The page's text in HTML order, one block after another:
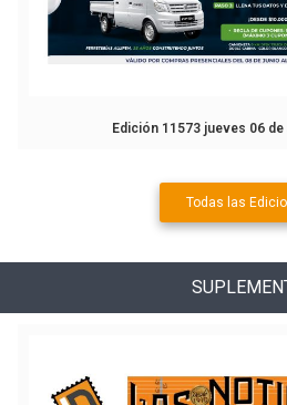
Edición 11573 jueves 06
Todas las